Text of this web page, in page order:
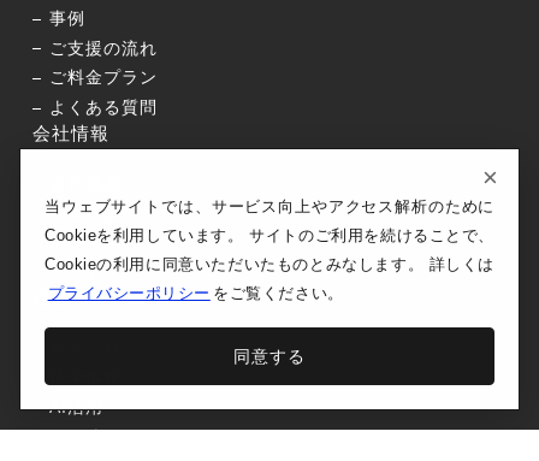
事例
ご支援の流れ
ご料金プラン
よくある質問
会社情報
代表挨拶
沿革
アクセス
最新情報
AI活用
その他
×
当ウェブサイトでは、サービス向上やアクセス解析のために
Cookieを利用しています。 サイトのご利用を続けることで、
Cookieの利用に同意いただいたものとみなします。 詳しくは
プライバシーポリシー をご覧ください。
同意する